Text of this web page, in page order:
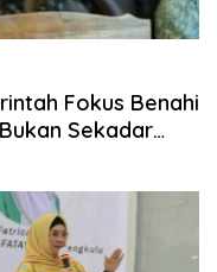
Fokus Benahi
Sekadar